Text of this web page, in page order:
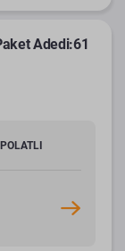
Adedi:61